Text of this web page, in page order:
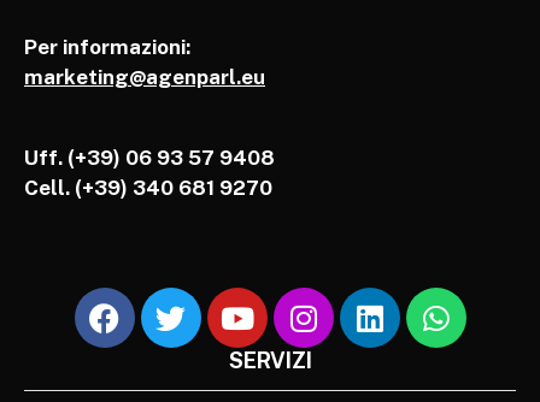
Per informazioni:
marketing@agenparl.eu
Uff. (+39) 06 93 57 9408
Cell. (+39) 340 681 9270
SERVIZI